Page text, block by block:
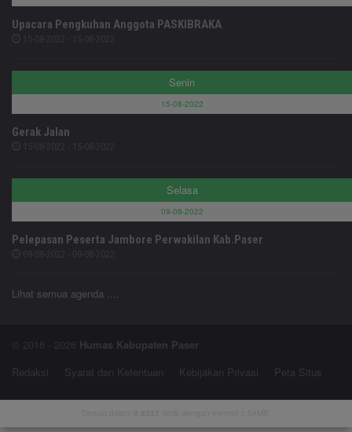
Upacara Pengkuhan Anggota PASKIBRAKA
Senin
15-08-2022
Gerak Jalan
Selasa
09-08-2022
Pelepasan Peserta Jambore Perwakilan Kab.Paser
Lihat semua agenda ....
© 2016 - 2026 Humas Kabupaten Paser
Redaksi
Syarat dan Ketentuan Kebijakan Privasi Peta Situs